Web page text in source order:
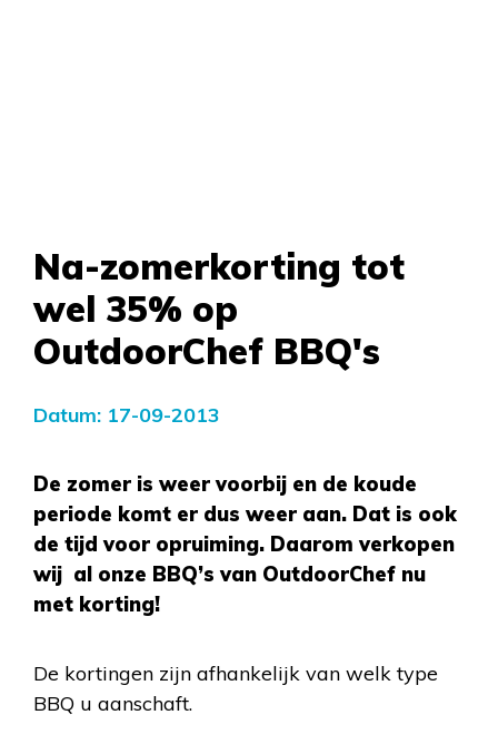
Na-zomerkorting tot
wel 35% op
OutdoorChef BBQ's
Datum: 17-09-2013
De zomer is weer voorbij en de koude
periode komt er dus weer aan. Dat is ook
de tijd voor opruiming. Daarom verkopen
wij al onze BBQ’s van OutdoorChef nu
met korting!
De kortingen zijn afhankelijk van welk type
BBQ u aanschaft.